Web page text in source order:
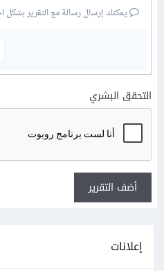
يمكنك إرسال رسالة مع التقرير بشكل
التحقق البشري
أضف التقرير
إعلانات